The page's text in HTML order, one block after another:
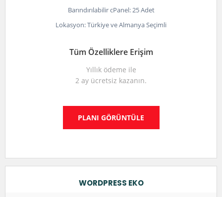
Barındırılabilir cPanel: 25 Adet
Lokasyon: Türkiye ve Almanya Seçimli
Tüm Özelliklere Erişim
Yıllık ödeme ile
2 ay ücretsiz kazanın.
PLANI GÖRÜNTÜLE
WORDPRESS EKO